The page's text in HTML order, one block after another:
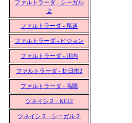
ファルトラーダ - シーガル
２
ファルトラーダ - 尾道
ファルトラーダ - ピジョン
ファルトラーダ - 川内
ファルトラーダ - 廿日市2
ファルトラーダ - 高陽
ツネイシ２ - KELT
ツネイシ２ - シーガル２